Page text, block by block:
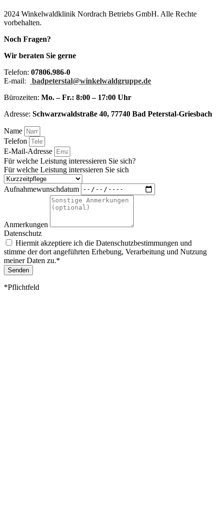
2024 Winkelwaldklinik Nordrach Betriebs GmbH. Alle Rechte
vorbehalten.
Noch Fragen?
Wir beraten Sie gerne
Telefon: 07806.986-0
E-mail:
badpeterstal@winkelwaldgruppe.de
Bürozeiten: Mo. – Fr.: 8:00 – 17:00 Uhr
Adresse: Schwarzwaldstraße 40, 77740 Bad Peterstal-Griesbach
Name
Telefon
E-Mail-Adresse
Für welche Leistung interessieren Sie sich?
Für welche Leistung interssieren Sie sich
Aufnahmewunschdatum
Anmerkungen
Datenschutz
Hiermit akzeptiere ich die Datenschutzbestimmungen und
stimme der dort angeführten Erhebung, Verarbeitung und Nutzung
meiner Daten zu.*
Senden
*Pflichtfeld